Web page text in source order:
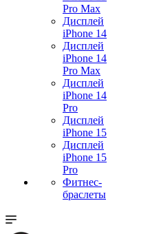
Pro Max
Дисплей
iPhone 14
Дисплей
iPhone 14
Pro Max
Дисплей
iPhone 14
Pro
Дисплей
iPhone 15
Дисплей
iPhone 15
Pro
Фитнес-
браслеты